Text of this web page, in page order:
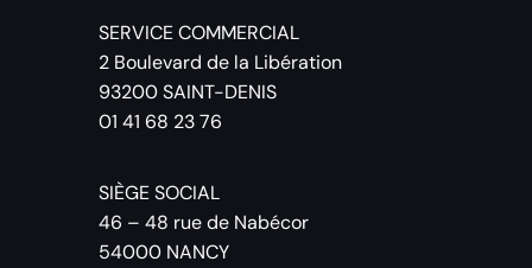
SERVICE COMMERCIAL
2 Boulevard de la Libération
93200 SAINT-DENIS
01 41 68 23 76
SIÈGE SOCIAL
46 – 48 rue de Nabécor
54000 NANCY